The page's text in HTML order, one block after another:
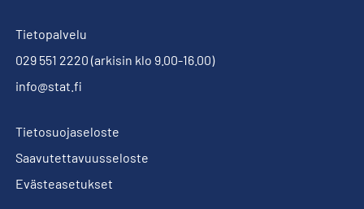
Tietopalvelu
029 551 2220 (arkisin klo 9.00-16.00)
info@stat.fi
Tietosuojaseloste
Saavutettavuusseloste
Evästeasetukset